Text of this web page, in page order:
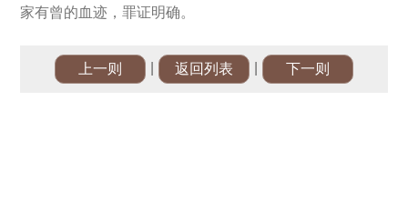
家有曾的血迹，罪证明确。
上一则 返回列表 下一则